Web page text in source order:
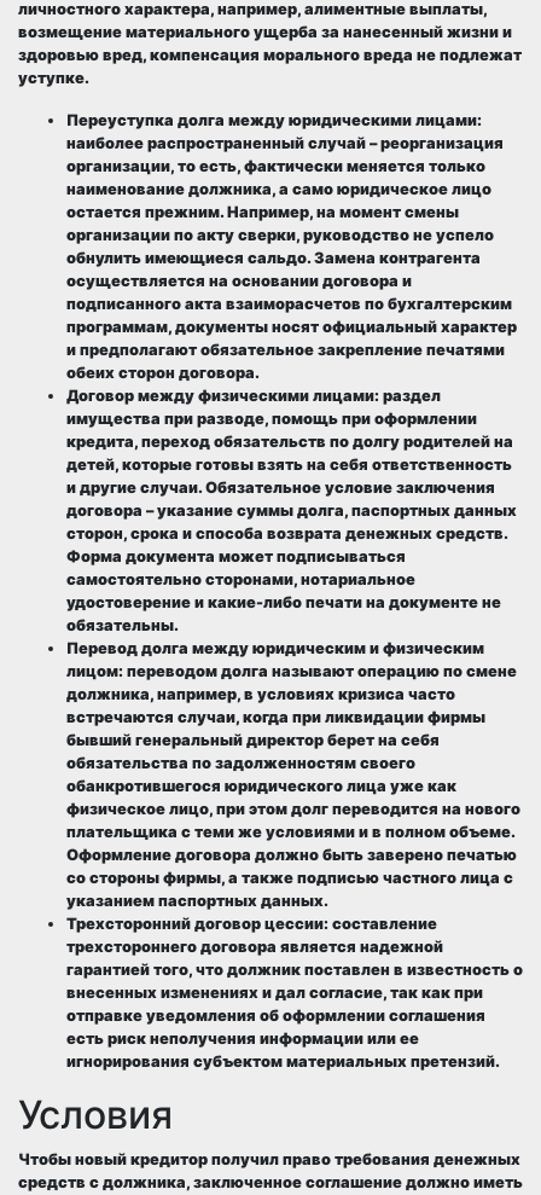
личностного характера, например, алиментные выплаты,
возмещение материального ущерба за нанесенный жизни и
здоровью вред, компенсация морального вреда не подлежат
уступке.
Переуступка долга между юридическими лицами:
наиболее распространенный случай – реорганизация
организации, то есть, фактически меняется только
наименование должника, а само юридическое лицо
остается прежним. Например, на момент смены
организации по акту сверки, руководство не успело
обнулить имеющиеся сальдо. Замена контрагента
осуществляется на основании договора и
подписанного акта взаиморасчетов по бухгалтерским
программам, документы носят официальный характер
и предполагают обязательное закрепление печатями
обеих сторон договора.
Договор между физическими лицами: раздел
имущества при разводе, помощь при оформлении
кредита, переход обязательств по долгу родителей на
детей, которые готовы взять на себя ответственность
и другие случаи. Обязательное условие заключения
договора – указание суммы долга, паспортных данных
сторон, срока и способа возврата денежных средств.
Форма документа может подписываться
самостоятельно сторонами, нотариальное
удостоверение и какие-либо печати на документе не
обязательны.
Перевод долга между юридическим и физическим
лицом: переводом долга называют операцию по смене
должника, например, в условиях кризиса часто
встречаются случаи, когда при ликвидации фирмы
бывший генеральный директор берет на себя
обязательства по задолженностям своего
обанкротившегося юридического лица уже как
физическое лицо, при этом долг переводится на нового
плательщика с теми же условиями и в полном объеме.
Оформление договора должно быть заверено печатью
со стороны фирмы, а также подписью частного лица с
указанием паспортных данных.
Трехсторонний договор цессии: составление
трехстороннего договора является надежной
гарантией того, что должник поставлен в известность о
внесенных изменениях и дал согласие, так как при
отправке уведомления об оформлении соглашения
есть риск неполучения информации или ее
игнорирования субъектом материальных претензий.
Условия
Чтобы новый кредитор получил право требования денежных
средств с должника, заключенное соглашение должно иметь